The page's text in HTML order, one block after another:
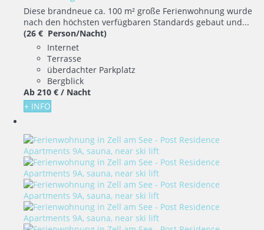
Diese brandneue ca. 100 m² große Ferienwohnung wurde
nach den höchsten verfügbaren Standards gebaut und...
(26 € Person/Nacht)
Internet
Terrasse
überdachter Parkplatz
Bergblick
Ab 210 € / Nacht
+ INFO